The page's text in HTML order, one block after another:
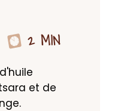
2 MIN
et de